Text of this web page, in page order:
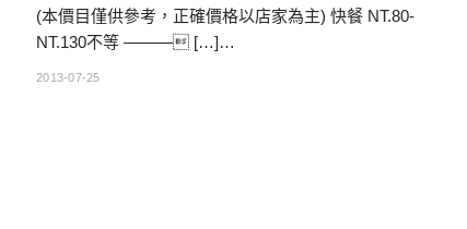
(本價目僅供參考，正確價格以店家為主) 快餐 NT.80-
NT.130不等 ——— […]…
2013-07-25